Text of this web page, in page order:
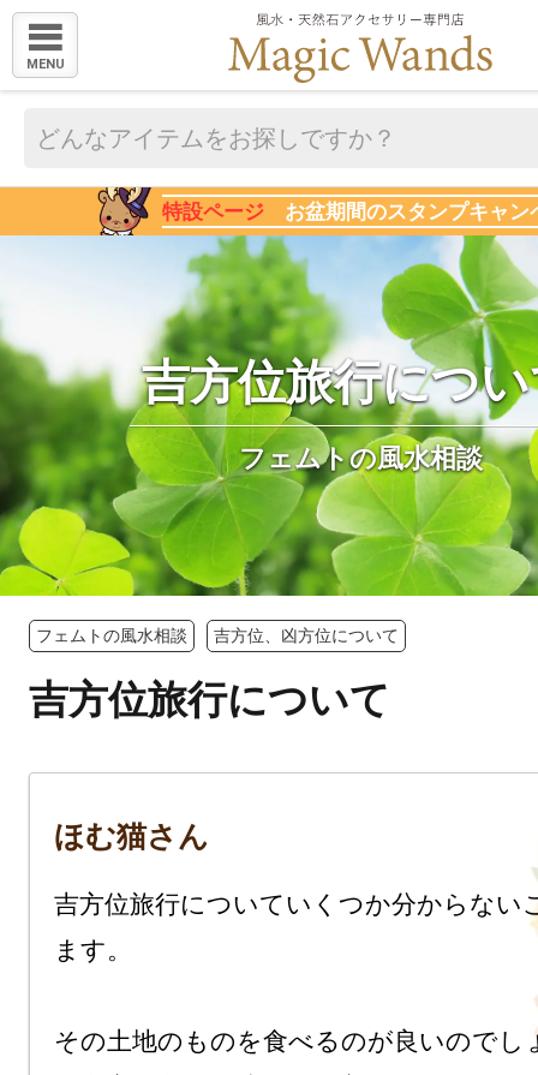
MENU
特設ページ お盆期間のスタンプキャン
吉方位旅行につ
フェムトの風水相談
フェムトの風水相談 吉方位、凶方位について
吉方位旅行について
ほむ猫さん
吉方位旅行についていくつか分からない
ます。
その土地のものを食べるのが良いのでし